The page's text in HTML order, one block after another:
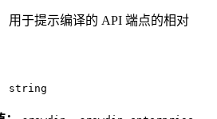
用于提示编译的 API 端点的相对
string